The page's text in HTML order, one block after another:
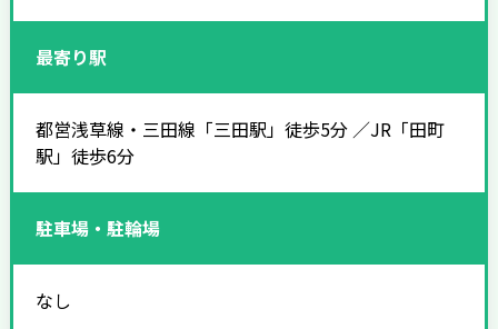
最寄り駅
都営浅草線・三田線「三田駅」徒歩5分 ／JR「田町
駅」徒歩6分
駐車場・駐輪場
なし